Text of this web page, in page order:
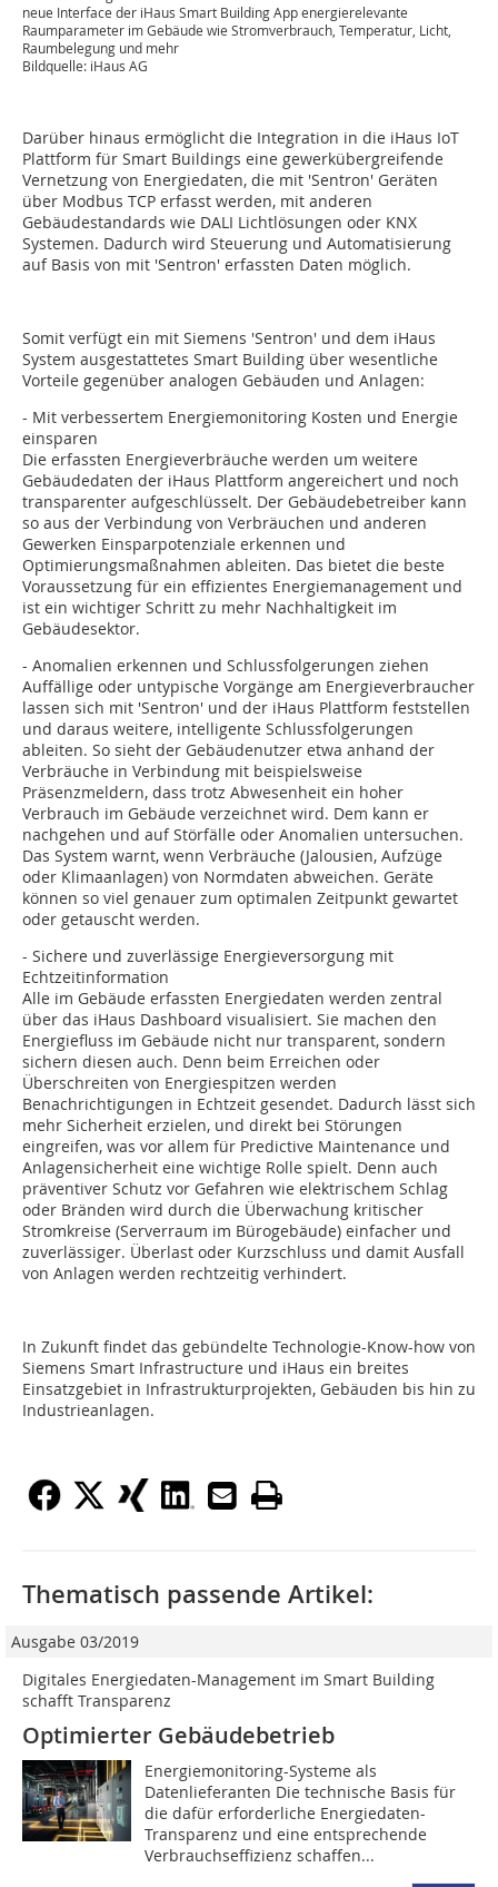
neue Interface der iHaus Smart Building App energierelevante
Raumparameter im Gebäude wie Stromverbrauch, Temperatur, Licht,
Raumbelegung und mehr
Bildquelle: iHaus AG
Darüber hinaus ermöglicht die Integration in die iHaus IoT
Plattform für Smart Buildings eine gewerkübergreifende
Vernetzung von Energiedaten, die mit 'Sentron' Geräten
über Modbus TCP erfasst werden, mit anderen
Gebäudestandards wie DALI Lichtlösungen oder KNX
Systemen. Dadurch wird Steuerung und Automatisierung
auf Basis von mit 'Sentron' erfassten Daten möglich.
Somit verfügt ein mit Siemens 'Sentron' und dem iHaus
System ausgestattetes Smart Building über wesentliche
Vorteile gegenüber analogen Gebäuden und Anlagen:
- Mit verbessertem Energiemonitoring Kosten und Energie
einsparen
Die erfassten Energieverbräuche werden um weitere
Gebäudedaten der iHaus Plattform angereichert und noch
transparenter aufgeschlüsselt. Der Gebäudebetreiber kann
so aus der Verbindung von Verbräuchen und anderen
Gewerken Einsparpotenziale erkennen und
Optimierungsmaßnahmen ableiten. Das bietet die beste
Voraussetzung für ein effizientes Energiemanagement und
ist ein wichtiger Schritt zu mehr Nachhaltigkeit im
Gebäudesektor.
- Anomalien erkennen und Schlussfolgerungen ziehen
Auffällige oder untypische Vorgänge am Energieverbraucher
lassen sich mit 'Sentron' und der iHaus Plattform feststellen
und daraus weitere, intelligente Schlussfolgerungen
ableiten. So sieht der Gebäudenutzer etwa anhand der
Verbräuche in Verbindung mit beispielsweise
Präsenzmeldern, dass trotz Abwesenheit ein hoher
Verbrauch im Gebäude verzeichnet wird. Dem kann er
nachgehen und auf Störfälle oder Anomalien untersuchen.
Das System warnt, wenn Verbräuche (Jalousien, Aufzüge
oder Klimaanlagen) von Normdaten abweichen. Geräte
können so viel genauer zum optimalen Zeitpunkt gewartet
oder getauscht werden.
- Sichere und zuverlässige Energieversorgung mit
Echtzeitinformation
Alle im Gebäude erfassten Energiedaten werden zentral
über das iHaus Dashboard visualisiert. Sie machen den
Energiefluss im Gebäude nicht nur transparent, sondern
sichern diesen auch. Denn beim Erreichen oder
Überschreiten von Energiespitzen werden
Benachrichtigungen in Echtzeit gesendet. Dadurch lässt sich
mehr Sicherheit erzielen, und direkt bei Störungen
eingreifen, was vor allem für Predictive Maintenance und
Anlagensicherheit eine wichtige Rolle spielt. Denn auch
präventiver Schutz vor Gefahren wie elektrischem Schlag
oder Bränden wird durch die Überwachung kritischer
Stromkreise (Serverraum im Bürogebäude) einfacher und
zuverlässiger. Überlast oder Kurzschluss und damit Ausfall
von Anlagen werden rechtzeitig verhindert.
In Zukunft findet das gebündelte Technologie-Know-how von
Siemens Smart Infrastructure und iHaus ein breites
Einsatzgebiet in Infrastrukturprojekten, Gebäuden bis hin zu
Industrieanlagen.
Thematisch passende Artikel:
Ausgabe 03/2019
Digitales Energiedaten-Management im Smart Building
schafft Transparenz
Optimierter Gebäudebetrieb
Energiemonitoring-Systeme als
Datenlieferanten Die technische Basis für
die dafür erforderliche Energiedaten-
Transparenz und eine entsprechende
Verbrauchseffizienz schaffen...